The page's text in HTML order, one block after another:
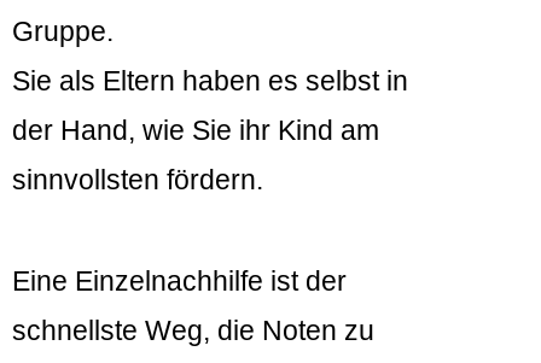
Gruppe.
Sie als Eltern haben es selbst in
der Hand, wie Sie ihr Kind am
sinnvollsten fördern.
Eine Einzelnachhilfe ist der
schnellste Weg, die Noten zu